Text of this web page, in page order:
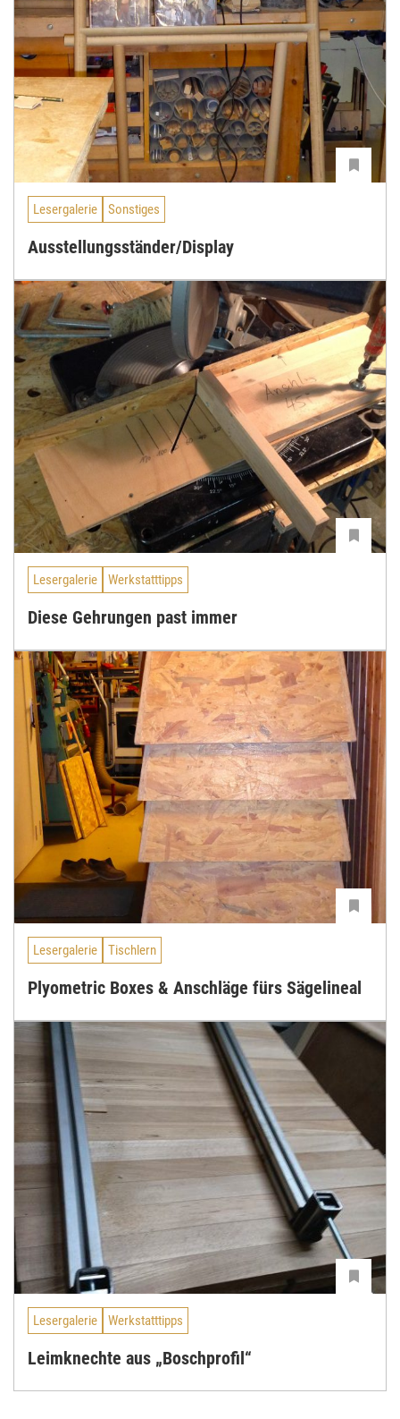
Lesergalerie Sonstiges
Ausstellungsständer/Display
Lesergalerie Werkstatttipps
Diese Gehrungen past immer
Lesergalerie Tischlern
Plyometric Boxes & Anschläge fürs Sägelineal
Lesergalerie Werkstatttipps
Leimknechte aus „Boschprofil“